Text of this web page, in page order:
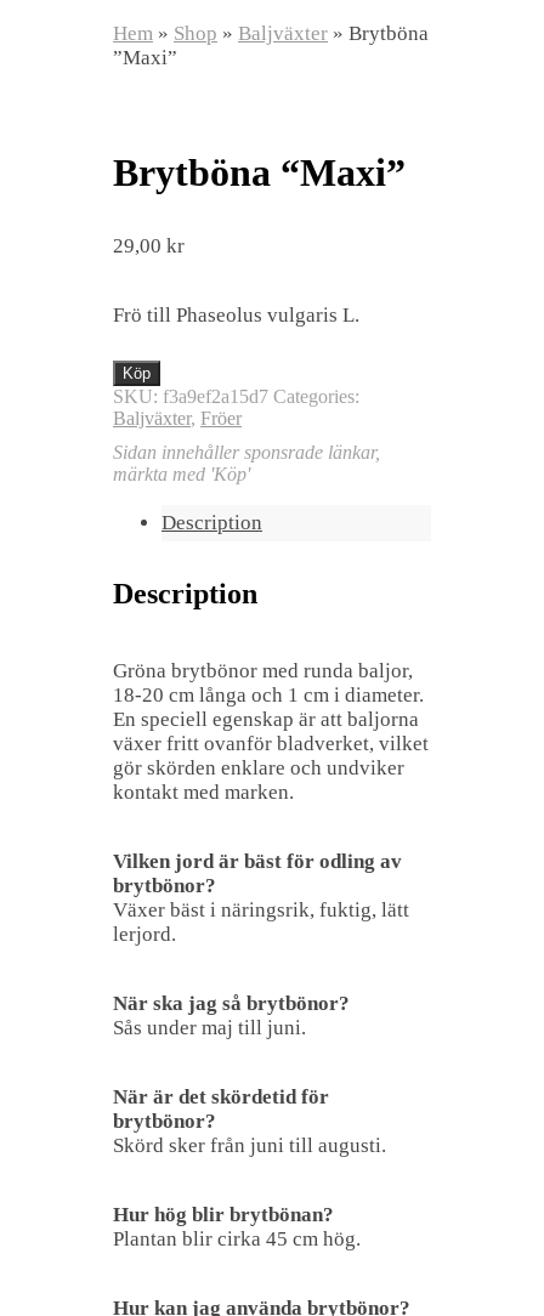
Hem » Shop » Baljväxter » Brytböna
”Maxi”
Brytböna “Maxi”
29,00 kr
Frö till Phaseolus vulgaris L.
Köp
SKU: f3a9ef2a15d7 Categories:
Baljväxter, Fröer
Sidan innehåller sponsrade länkar,
märkta med 'Köp'
Description
Description
Gröna brytbönor med runda baljor,
18-20 cm långa och 1 cm i diameter.
En speciell egenskap är att baljorna
växer fritt ovanför bladverket, vilket
gör skörden enklare och undviker
kontakt med marken.
Vilken jord är bäst för odling av
brytbönor?
Växer bäst i näringsrik, fuktig, lätt
lerjord.
När ska jag så brytbönor?
Sås under maj till juni.
När är det skördetid för
brytbönor?
Skörd sker från juni till augusti.
Hur hög blir brytbönan?
Plantan blir cirka 45 cm hög.
Hur kan jag använda brytbönor?